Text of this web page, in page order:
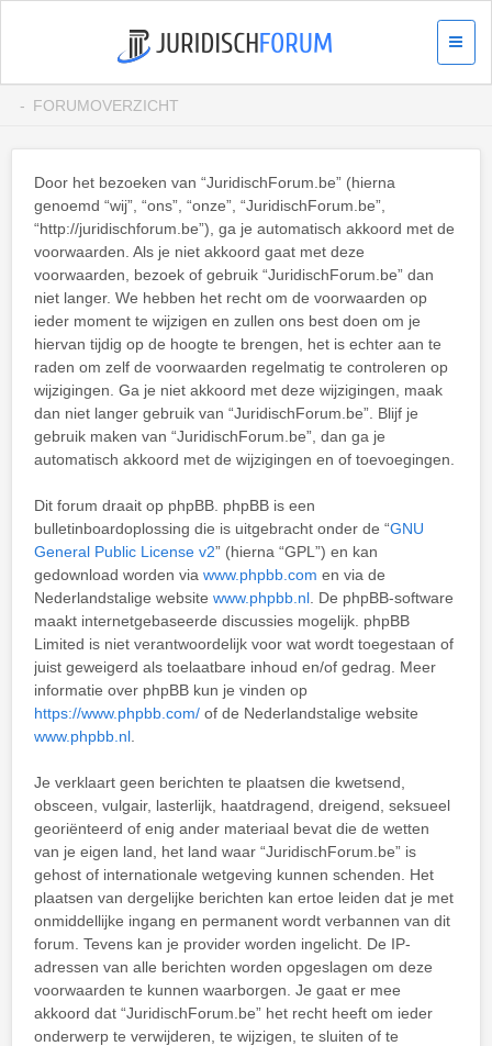
FORUMOVERZICHT
Door het bezoeken van “JuridischForum.be” (hierna
genoemd “wij”, “ons”, “onze”, “JuridischForum.be”,
“http://juridischforum.be”), ga je automatisch akkoord met de
voorwaarden. Als je niet akkoord gaat met deze
voorwaarden, bezoek of gebruik “JuridischForum.be” dan
niet langer. We hebben het recht om de voorwaarden op
ieder moment te wijzigen en zullen ons best doen om je
hiervan tijdig op de hoogte te brengen, het is echter aan te
raden om zelf de voorwaarden regelmatig te controleren op
wijzigingen. Ga je niet akkoord met deze wijzigingen, maak
dan niet langer gebruik van “JuridischForum.be”. Blijf je
gebruik maken van “JuridischForum.be”, dan ga je
automatisch akkoord met de wijzigingen en of toevoegingen.
Dit forum draait op phpBB. phpBB is een
bulletinboardoplossing die is uitgebracht onder de “GNU
General Public License v2” (hierna “GPL”) en kan
gedownload worden via www.phpbb.com en via de
Nederlandstalige website www.phpbb.nl . De phpBB-software
maakt internetgebaseerde discussies mogelijk. phpBB
Limited is niet verantwoordelijk voor wat wordt toegestaan of
juist geweigerd als toelaatbare inhoud en/of gedrag. Meer
informatie over phpBB kun je vinden op
https://www.phpbb.com/ of de Nederlandstalige website
www.phpbb.nl
Je verklaart geen berichten te plaatsen die kwetsend,
obsceen, vulgair, lasterlijk, haatdragend, dreigend, seksueel
georiënteerd of enig ander materiaal bevat die de wetten
van je eigen land, het land waar “JuridischForum.be” is
gehost of internationale wetgeving kunnen schenden. Het
plaatsen van dergelijke berichten kan ertoe leiden dat je met
onmiddellijke ingang en permanent wordt verbannen van dit
forum. Tevens kan je provider worden ingelicht. De IP-
adressen van alle berichten worden opgeslagen om deze
voorwaarden te kunnen waarborgen. Je gaat er mee
akkoord dat “JuridischForum.be” het recht heeft om ieder
onderwerp te verwijderen, te wijzigen, te sluiten of te